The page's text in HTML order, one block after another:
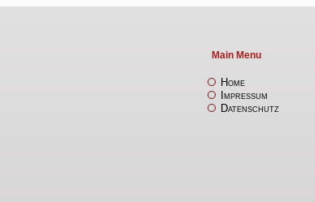
Main Menu
Home
Impressum
Datenschutz